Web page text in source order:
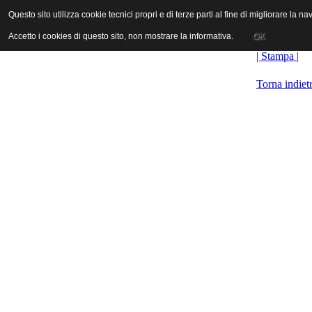
ANICA | Associazione Nazionale Industrie Cinematografiche
| Stampa |
Torna
Questo sito utilizza cookie tecnici propri e di terze parti al fine di migliorare la
Accetto i cookies di questo sito, non mostrare la informativa. OK
Questo sito utilizza cookie tecnici propri e di terze parti al fine di migliorare la
Accetto i cookies di questo sito, non mostrare la informativa. OK